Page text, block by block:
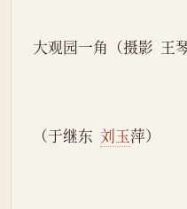
大观园一角（摄影  王琴
（于继东 刘玉萍）